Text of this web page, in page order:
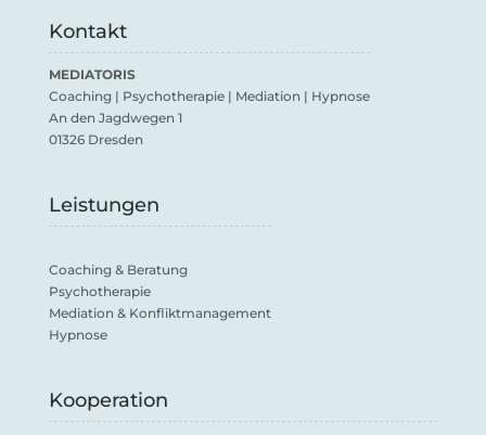
Kontakt
MEDIATORIS
Coaching | Psychotherapie | Mediation | Hypnose
An den Jagdwegen 1
01326 Dresden
Leistungen
Coaching & Beratung
Psychotherapie
Mediation & Konfliktmanagement
Hypnose
Kooperation